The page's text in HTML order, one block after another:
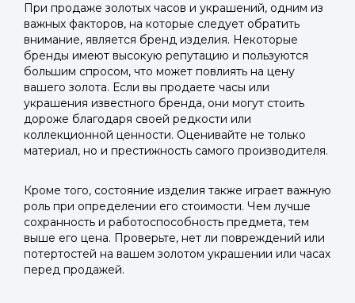
При продаже золотых часов и украшений, одним из
важных факторов, на которые следует обратить
внимание, является бренд изделия. Некоторые
бренды имеют высокую репутацию и пользуются
большим спросом, что может повлиять на цену
вашего золота. Если вы продаете часы или
украшения известного бренда, они могут стоить
дороже благодаря своей редкости или
коллекционной ценности. Оценивайте не только
материал, но и престижность самого производителя.
Кроме того, состояние изделия также играет важную
роль при определении его стоимости. Чем лучше
сохранность и работоспособность предмета, тем
выше его цена. Проверьте, нет ли повреждений или
потертостей на вашем золотом украшении или часах
перед продажей.